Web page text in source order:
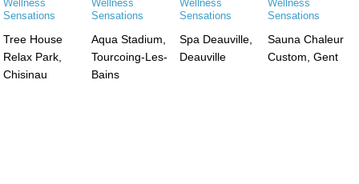
Tree House
Relax Park,
Chisinau
Aqua Stadium,
Tourcoing-Les-
Bains
Spa Deauville,
Deauville
Sauna Chaleur
Custom, Gent